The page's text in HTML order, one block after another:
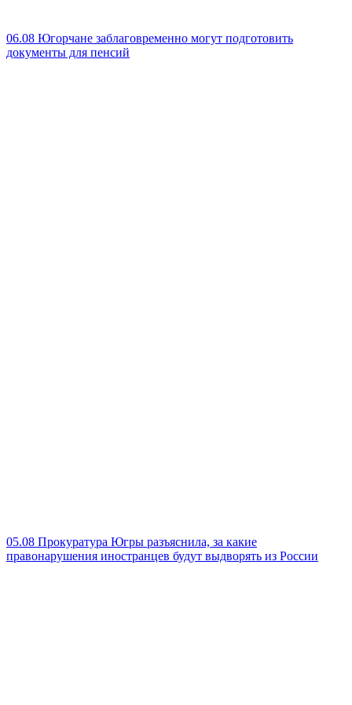
06.08 Югорчане заблаговременно могут подготовить
документы для пенсий
05.08 Прокуратура Югры разъяснила, за какие
правонарушения иностранцев будут выдворять из России